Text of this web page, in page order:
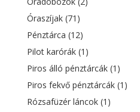
Óraszíjak (71)
Pénztárca (12)
Pilot karórák (1)
Piros álló pénztárcák (1)
Piros fekvő pénztárcák (1)
Rózsafüzér láncok (1)